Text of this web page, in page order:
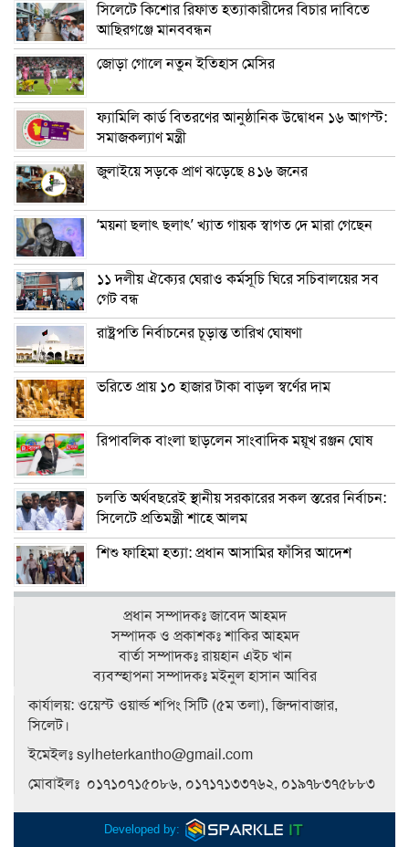
সিলেটে কিশোর রিফাত হত্যাকারীদের বিচার দাবিতে
আছিরগঞ্জে মানববন্ধন
জোড়া গোলে নতুন ইতিহাস মেসির
ফ্যামিলি কার্ড বিতরণের আনুষ্ঠানিক উদ্বোধন ১৬ আগস্ট:
সমাজকল্যাণ মন্ত্রী
জুলাইয়ে সড়কে প্রাণ ঝড়েছে ৪১৬ জনের
‘ময়না ছলাৎ ছলাৎ’ খ্যাত গায়ক স্বাগত দে মারা গেছেন
১১ দলীয় ঐক্যের ঘেরাও কর্মসূচি ঘিরে সচিবালয়ের সব
গেট বন্ধ
রাষ্ট্রপতি নির্বাচনের চূড়ান্ত তারিখ ঘোষণা
ভরিতে প্রায় ১০ হাজার টাকা বাড়ল স্বর্ণের দাম
রিপাবলিক বাংলা ছাড়লেন সাংবাদিক ময়ূখ রঞ্জন ঘোষ
চলতি অর্থবছরেই স্থানীয় সরকারের সকল স্তরের নির্বাচন:
সিলেটে প্রতিমন্ত্রী শাহে আলম
শিশু ফাহিমা হত্যা: প্রধান আসামির ফাঁসির আদেশ
প্রধান সম্পাদকঃ জাবেদ আহমদ
সম্পাদক ও প্রকাশকঃ শাকির আহমদ
বার্তা সম্পাদকঃ রায়হান এইচ খান
ব‍্যবস্হাপনা সম্পাদকঃ মইনুল হাসান আবির
কার্যালয়: ওয়েস্ট ওয়ার্ল্ড শপিং সিটি (৫ম তলা), জিন্দাবাজার,
সিলেট।
ইমেইলঃ sylheterkantho@gmail.com
মোবাইলঃ ০১৭১০৭১৫০৮৬, ০১৭১৭১৩৩৭৬২, ০১৯৭৮৩৭৫৮৮৩
Developed by: